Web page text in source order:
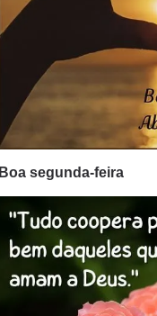
Boa segunda-feira